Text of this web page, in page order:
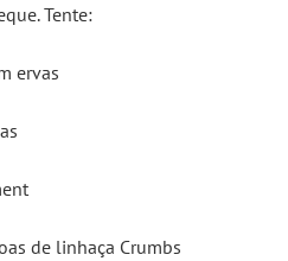
Tente:
ervas
de linhaça Crumbs